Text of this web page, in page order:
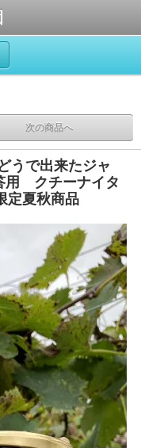
次の商品へ
うで出来たジャ
用 クチーナイタ
定夏秋商品